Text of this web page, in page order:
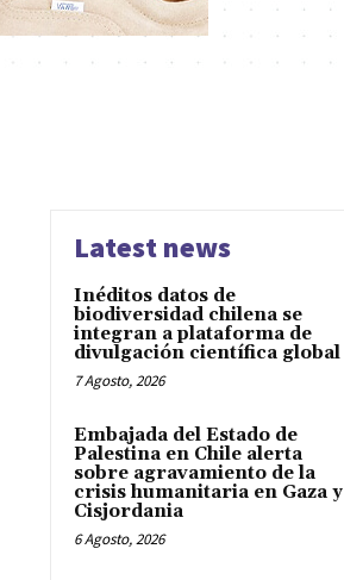
Latest news
Inéditos datos de
biodiversidad chilena se
integran a plataforma de
divulgación científica global
7 Agosto, 2026
Embajada del Estado de
Palestina en Chile alerta
sobre agravamiento de la
crisis humanitaria en Gaza y
Cisjordania
6 Agosto, 2026